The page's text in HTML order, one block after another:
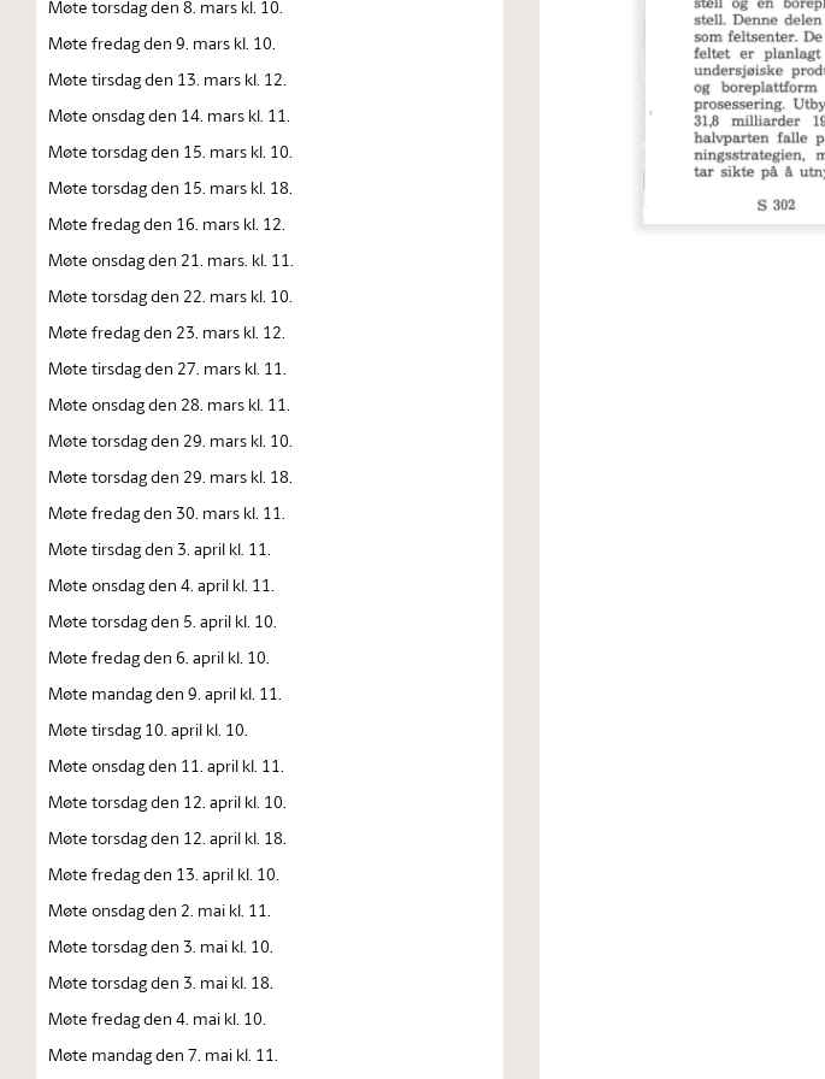
Møte torsdag den 8. mars kl. 10.
Møte fredag den 9. mars kl. 10.
Møte tirsdag den 13. mars kl. 12.
Møte onsdag den 14. mars kl. 11.
Møte torsdag den 15. mars kl. 10.
Møte torsdag den 15. mars kl. 18.
Møte fredag den 16. mars kl. 12.
Møte onsdag den 21. mars. kl. 11.
Møte torsdag den 22. mars kl. 10.
Møte fredag den 23. mars kl. 12.
Møte tirsdag den 27. mars kl. 11.
Møte onsdag den 28. mars kl. 11.
Møte torsdag den 29. mars kl. 10.
Møte torsdag den 29. mars kl. 18.
Møte fredag den 30. mars kl. 11.
Møte tirsdag den 3. april kl. 11.
Møte onsdag den 4. april kl. 11.
Møte torsdag den 5. april kl. 10.
Møte fredag den 6. april kl. 10.
Møte mandag den 9. april kl. 11.
Møte tirsdag 10. april kl. 10.
Møte onsdag den 11. april kl. 11.
Møte torsdag den 12. april kl. 10.
Møte torsdag den 12. april kl. 18.
Møte fredag den 13. april kl. 10.
Møte onsdag den 2. mai kl. 11.
Møte torsdag den 3. mai kl. 10.
Møte torsdag den 3. mai kl. 18.
Møte fredag den 4. mai kl. 10.
Møte mandag den 7. mai kl. 11.